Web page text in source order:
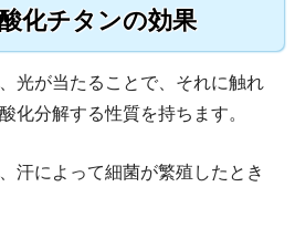
化チタンの効果
光が当たることで、それに触れ
化分解する性質を持ちます。
汗によって細菌が繁殖したとき